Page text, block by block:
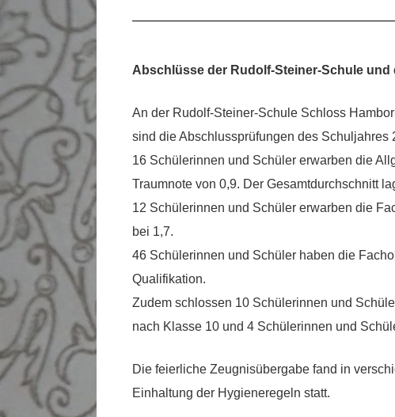
Abschlüsse der Rudolf-Steiner-Schule
An der Rudolf-Steiner-Schule Schloss
sind die Abschlussprüfungen des Schuljahres
16 Schülerinnen und Schüler erwarben die
Traumnote von 0,9. Der Gesamtdurchschnitt
12 Schülerinnen und Schüler erwarben die
bei 1,7.
46 Schülerinnen und Schüler haben die
Qualifikation.
Zudem schlossen 10 Schülerinnen und
nach Klasse 10 und 4 Schülerinnen und
Die feierliche Zeugnisübergabe fand in
Einhaltung der Hygieneregeln statt.